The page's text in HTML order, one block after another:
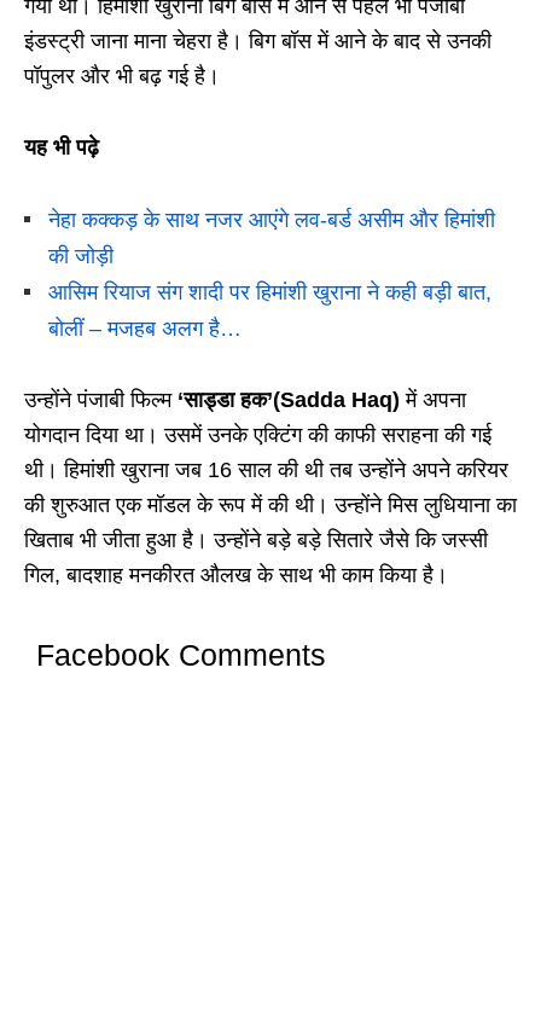
गया था। हिमांशी खुराना बिग बॉस में आने से पहले भी पंजाबी
इंडस्ट्री जाना माना चेहरा है। बिग बॉस में आने के बाद से उनकी
पॉपुलर और भी बढ़ गई है।
यह भी पढ़े
नेहा कक्कड़ के साथ नजर आएंगे लव-बर्ड असीम और हिमांशी
की जोड़ी
आसिम रियाज संग शादी पर हिमांशी खुराना ने कही बड़ी बात,
बोलीं – मजहब अलग है…
उन्होंने पंजाबी फिल्म ‘साड्डा हक’(Sadda Haq)में अपना
योगदान दिया था। उसमें उनके एक्टिंग की काफी सराहना की गई
थी। हिमांशी खुराना जब 16 साल की थी तब उन्होंने अपने करियर
की शुरुआत एक मॉडल के रूप में की थी। उन्होंने मिस लुधियाना का
खिताब भी जीता हुआ है। उन्होंने बड़े बड़े सितारे जैसे कि जस्सी
गिल, बादशाह मनकीरत औलख के साथ भी काम किया है।
Facebook Comments